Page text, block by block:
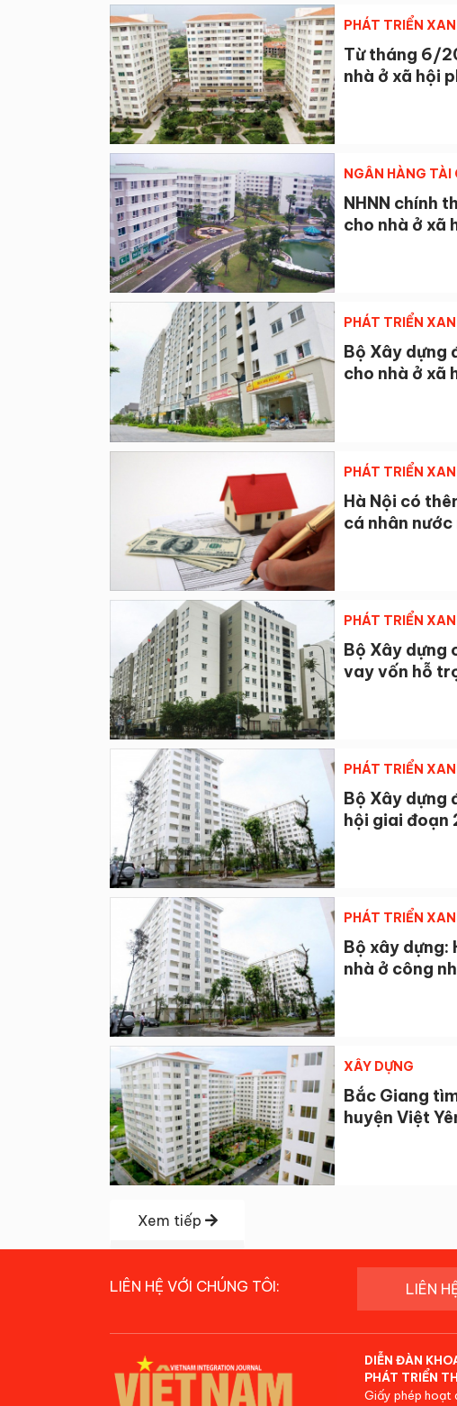
PHÁT TRIỂN
Từ tháng 6/
nhà ở xã hội
NGÂN HÀNG TÀI
NHNN chính
cho nhà ở xã
PHÁT TRIỂN
Bộ Xây dựng
cho nhà ở xã
PHÁT TRIỂN
Hà Nội có
cá nhân
PHÁT TRIỂN
Bộ Xây dựng
vay vốn hỗ
PHÁT TRIỂN
Bộ Xây dựng
hội giai đoạn
PHÁT TRIỂN
Bộ xây dựng:
nhà ở công
XÂY DỰNG
Bắc Giang
huyện Việt
Xem tiếp
LIÊN HỆ VỚI CHÚNG TÔI: LIÊN
DIỄN ĐÀN
PHÁT TRIỂN
Giấy phép hoạt